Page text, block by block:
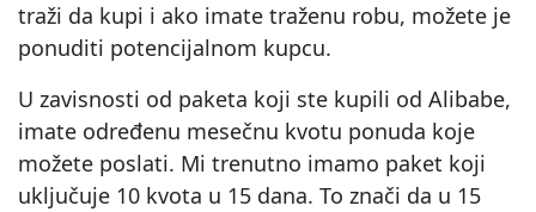
traži da kupi i ako imate traženu robu, možete je
ponuditi potencijalnom kupcu.
U zavisnosti od paketa koji ste kupili od Alibabe,
imate određenu mesečnu kvotu ponuda koje
možete poslati. Mi trenutno imamo paket koji
uključuje 10 kvota u 15 dana. To znači da u 15